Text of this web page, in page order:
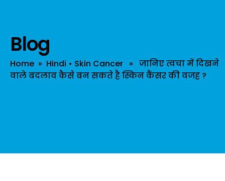
Blog
Home » Hindi • Skin Cancer » जानिए त्वचा में दिखने
वाले बदलाव कैसे बन सकते है स्किन कैंसर की वजह ?